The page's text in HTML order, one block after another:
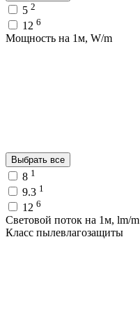
5 2
12 6
Мощность на 1м, W/m
Выбрать все
8 1
9.3 1
12 6
Световой поток на 1м, lm/m
Класс пылевлагозащиты